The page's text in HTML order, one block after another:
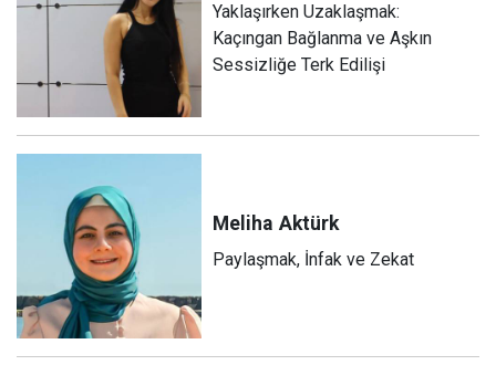
Yaklaşırken Uzaklaşmak:
Kaçıngan Bağlanma ve Aşkın
Sessizliğe Terk Edilişi
Meliha Aktürk
Paylaşmak, İnfak ve Zekat